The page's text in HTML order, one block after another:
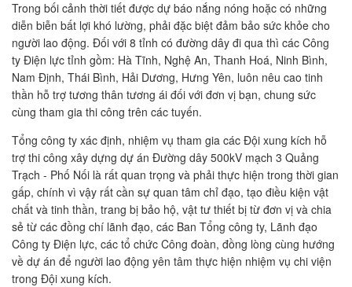
Trong bối cảnh thời tiết được dự báo nắng nóng hoặc có những
diễn biễn bất lợi khó lường, phải đặc biệt đảm bảo sức khỏe cho
người lao động. Đối với 8 tỉnh có đường dây đi qua thì các Công
ty Điện lực tỉnh gồm: Hà Tĩnh, Nghệ An, Thanh Hoá, Ninh Bình,
Nam Định, Thái Bình, Hải Dương, Hưng Yên, luôn nêu cao tinh
thần hỗ trợ tương thân tương ái đối với đơn vị bạn, chung sức
cùng tham gia thi công trên các tuyến.
Tổng công ty xác định, nhiệm vụ tham gia các Đội xung kích hỗ
trợ thi công xây dựng dự án Đường dây 500kV mạch 3 Quảng
Trạch - Phố Nối là rất quan trọng và phải thực hiện trong thời gian
gấp, chính vì vậy rất cần sự quan tâm chỉ đạo, tạo điều kiện vật
chất và tinh thần, trang bị bảo hộ, vật tư thiết bị từ đơn vị và chia
sẻ từ các đồng chí lãnh đạo, các Ban Tổng công ty, Lãnh đạo
Công ty Điện lực, các tổ chức Công đoàn, đồng lòng cùng hướng
về dự án để người lao động yên tâm thực hiện nhiệm vụ chi viện
trong Đội xung kích.